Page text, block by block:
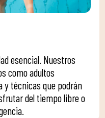
esencial. Nuestros
como adultos
y técnicas que podrán
del tiempo libre o